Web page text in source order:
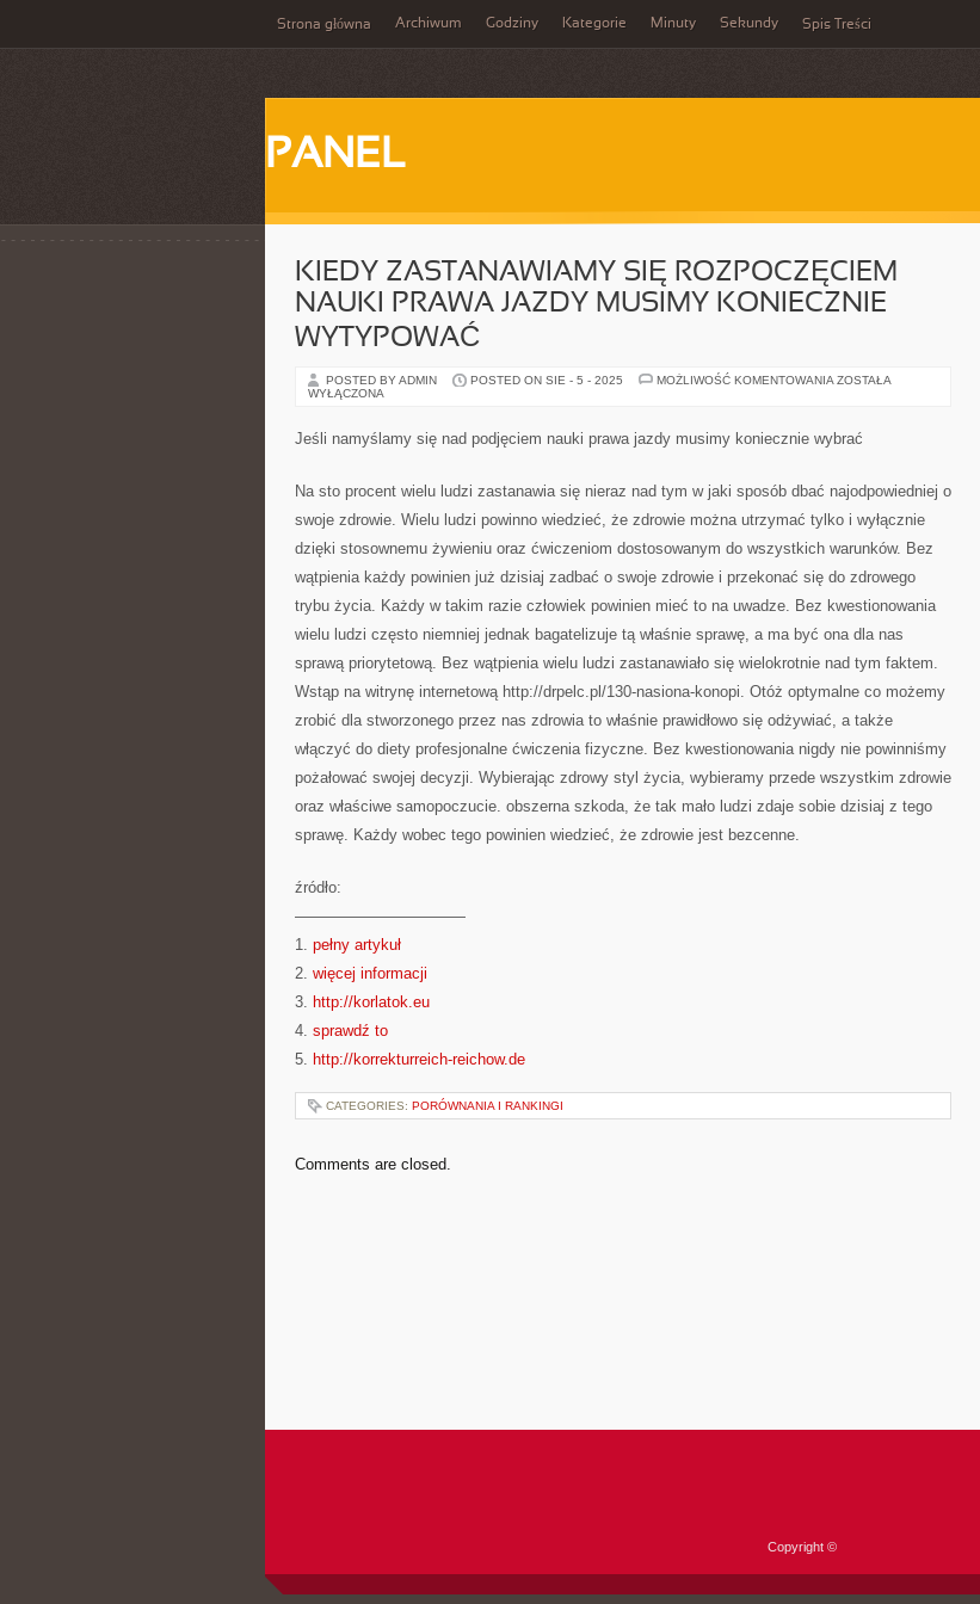
Strona główna Archiwum Godziny Kategorie Minuty Sekundy Spis Treści
PANEL
KIEDY ZASTANAWIAMY SIĘ ROZPOCZĘCIEM
NAUKI PRAWA JAZDY MUSIMY KONIECZNIE
WYTYPOWAĆ
POSTED BY ADMIN POSTED ON SIE - 5 - 2025 MOŻLIWOŚĆ KOMENTOWANIA KIEDY
NAUKI
PRAWA
KONIECZNIE
WYTYPOWAĆ
ZOSTAŁA
WYŁĄCZONA
Jeśli namyślamy się nad podjęciem nauki prawa jazdy musimy koniecznie wybrać
Na sto procent wielu ludzi zastanawia się nieraz nad tym w jaki sposób dbać najodpowiedniej o
swoje zdrowie. Wielu ludzi powinno wiedzieć, że zdrowie można utrzymać tylko i wyłącznie
dzięki stosownemu żywieniu oraz ćwiczeniom dostosowanym do wszystkich warunków. Bez
wątpienia każdy powinien już dzisiaj zadbać o swoje zdrowie i przekonać się do zdrowego
trybu życia. Każdy w takim razie człowiek powinien mieć to na uwadze. Bez kwestionowania
wielu ludzi często niemniej jednak bagatelizuje tą właśnie sprawę, a ma być ona dla nas
sprawą priorytetową. Bez wątpienia wielu ludzi zastanawiało się wielokrotnie nad tym faktem.
Wstąp na witrynę internetową http://drpelc.pl/130-nasiona-konopi. Otóż optymalne co możemy
zrobić dla stworzonego przez nas zdrowia to właśnie prawidłowo się odżywiać, a także
włączyć do diety profesjonalne ćwiczenia fizyczne. Bez kwestionowania nigdy nie powinniśmy
pożałować swojej decyzji. Wybierając zdrowy styl życia, wybieramy przede wszystkim zdrowie
oraz właściwe samopoczucie. obszerna szkoda, że tak mało ludzi zdaje sobie dzisiaj z tego
sprawę. Każdy wobec tego powinien wiedzieć, że zdrowie jest bezcenne.
źródło:
———————————
1. pełny artykuł
2. więcej informacji
3. http://korlatok.eu
4. sprawdź to
5. http://korrekturreich-reichow.de
CATEGORIES: PORÓWNANIA I RANKINGI
Comments are closed.
Copyright ©